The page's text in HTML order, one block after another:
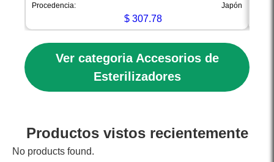
Procedencia:
Japón
$ 307.78
Ver categoria Accesorios de
Esterilizadores
Productos vistos recientemente
No products found.